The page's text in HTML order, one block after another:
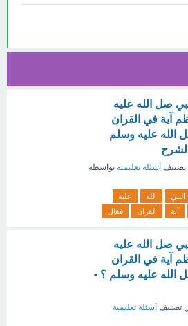
صل الله عليه
آية في القران
الله عليه وسلم
أسئلة تعليمية بواسطة
النبي الله
عليه
آية القران فقال
صل الله عليه
آية في القران
الله عليه وسلم ؟ -
تصنيف أسئلة تعليمية